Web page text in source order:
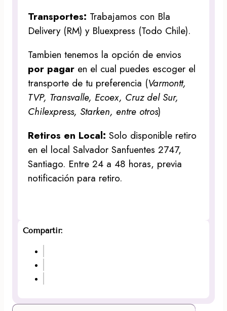
Transportes: Trabajamos con Bla
Delivery (RM) y Bluexpress (Todo Chile).
Tambien tenemos la opción de envios
por pagar en el cual puedes escoger el
transporte de tu preferencia (Varmontt,
TVP, Transvalle, Ecoex, Cruz del Sur,
Chilexpress, Starken, entre otros)
Retiros en Local:Solo disponible retiro
en el local Salvador Sanfuentes 2747,
Santiago. Entre 24 a 48 horas, previa
notificación para retiro.
Compartir: